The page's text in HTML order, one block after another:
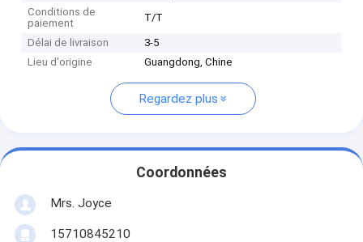
Conditions de
paiement
T/T
Délai de livraison
3-5
Lieu d'origine
Guangdong, Chine
Regardez plus
Coordonnées
Mrs. Joyce
15710845210